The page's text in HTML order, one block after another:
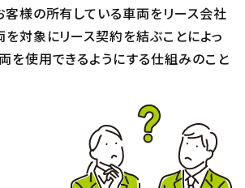
客様の所有している車両をリース会社
を対象にリース契約を結ぶことによっ
を使用できるようにする仕組みのこと